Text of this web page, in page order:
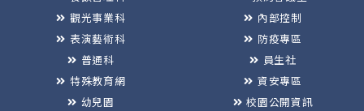
觀光事業科
表演藝術科
普通科
特殊教育網
幼兒園
內部控制
防疫專區
員生社
資安專區
校園公開資訊